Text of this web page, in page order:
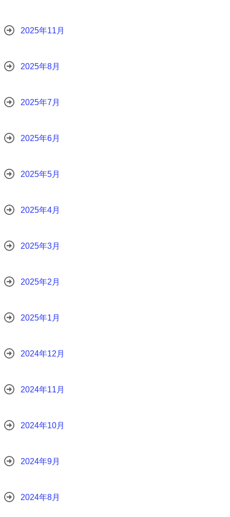
2025年11月
2025年8月
2025年7月
2025年6月
2025年5月
2025年4月
2025年3月
2025年2月
2025年1月
2024年12月
2024年11月
2024年10月
2024年9月
2024年8月